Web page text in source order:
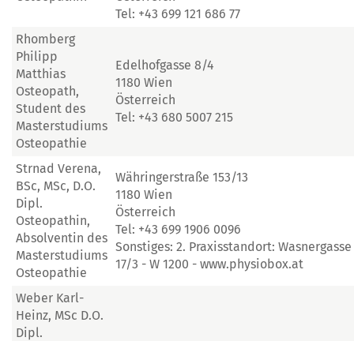
Tel: +43 699 121 686 77
Rhomberg
Philipp
Matthias
Osteopath,
Student des
Masterstudiums
Osteopathie
Edelhofgasse 8/4
1180 Wien
Österreich
Tel: +43 680 5007 215
Strnad Verena,
BSc, MSc, D.O.
Dipl.
Osteopathin,
Absolventin des
Masterstudiums
Osteopathie
Währingerstraße 153/13
1180 Wien
Österreich
Tel: +43 699 1906 0096
Sonstiges: 2. Praxisstandort: Wasnergasse
17/3 - W 1200 - www.physiobox.at
Weber Karl-
Heinz, MSc D.O.
Dipl.